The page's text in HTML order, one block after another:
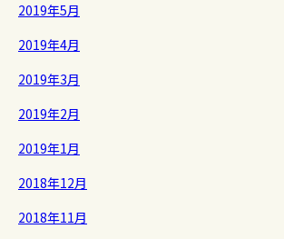
2019年5月
2019年4月
2019年3月
2019年2月
2019年1月
2018年12月
2018年11月